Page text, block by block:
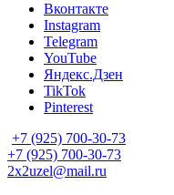
Вконтакте
Instagram
Telegram
YouTube
Яндекс.Дзен
TikTok
Pinterest
+7 (925) 700-30-73
+7 (925) 700-30-73
2x2uzel@mail.ru